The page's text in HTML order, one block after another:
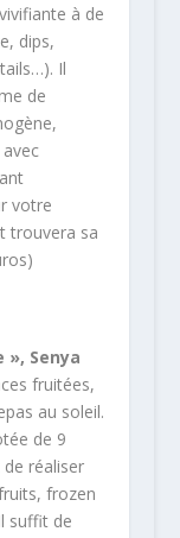
à de
dips,
Il
de
votre
trouvera sa
Senya
fruitées,
au soleil.
de 9
réaliser
frozen
suffit de